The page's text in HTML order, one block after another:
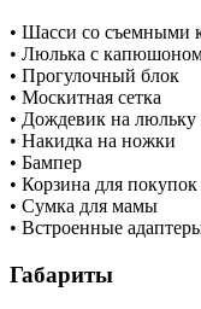
• Шасси со съемными
• Люлька с
• Прогулочный блок
• Москитная сетка
• Дождевик на
• Накидка на ножки
• Бампер
• Корзина для покупок
• Сумка для мамы
• Встроенные
Габариты